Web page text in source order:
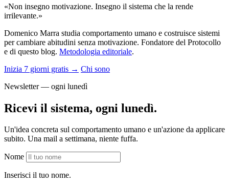
«Non insegno motivazione. Insegno il sistema che la rende
irrilevante.»
Domenico Marra studia comportamento umano e costruisce sistemi
per cambiare abitudini senza motivazione. Fondatore del Protocollo
e di questo blog. Metodologia editoriale.
Inizia 7 giorni gratis → Chi sono
Newsletter — ogni lunedì
Ricevi il sistema, ogni lunedì.
Un'idea concreta sul comportamento umano e un'azione da applicare
subito. Una mail a settimana, niente fuffa.
Nome
Inserisci il tuo nome.